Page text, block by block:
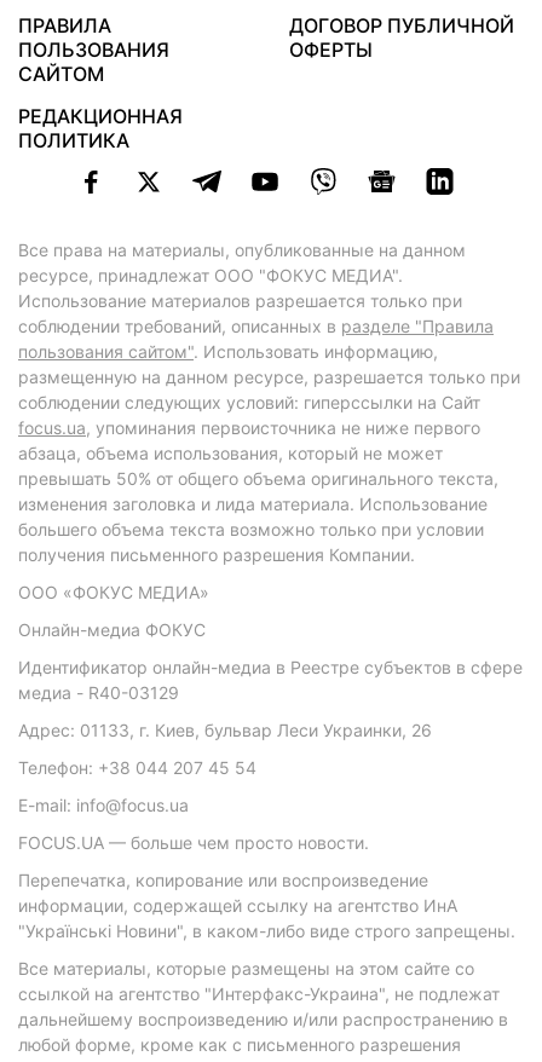
ПРАВИЛА
ПОЛЬЗОВАНИЯ
САЙТОМ
ДОГОВОР ПУБЛИЧНОЙ
ОФЕРТЫ
РЕДАКЦИОННАЯ
ПОЛИТИКА
Все права на материалы, опубликованные на данном
ресурсе, принадлежат ООО "ФОКУС МЕДИА".
Использование материалов разрешается только при
соблюдении требований, описанных в разделе "Правила
пользования сайтом". Использовать информацию,
размещенную на данном ресурсе, разрешается только при
соблюдении следующих условий: гиперссылки на Сайт
focus.ua, упоминания первоисточника не ниже первого
абзаца, объема использования, который не может
превышать 50% от общего объема оригинального текста,
изменения заголовка и лида материала. Использование
большего объема текста возможно только при условии
получения письменного разрешения Компании.
ООО «ФОКУС МЕДИА»
Онлайн-медиа ФОКУС
Идентификатор онлайн-медиа в Реестре субъектов в сфере
медиа - R40-03129
Адрес: 01133, г. Киев, бульвар Леси Украинки, 26
Телефон: +38 044 207 45 54
E-mail: info@focus.ua
FOCUS.UA — больше чем просто новости.
Перепечатка, копирование или воспроизведение
информации, содержащей ссылку на агентство ИнА
"Українські Новини", в каком-либо виде строго запрещены.
Все материалы, которые размещены на этом сайте со
ссылкой на агентство "Интерфакс-Украина", не подлежат
дальнейшему воспроизведению и/или распространению в
любой форме, кроме как с письменного разрешения